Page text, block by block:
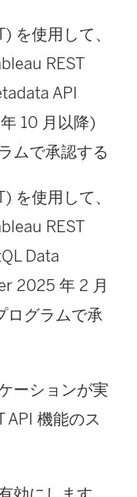
を使用して、
REST
API
10 月以降)
ムで承認する
を使用して、
REST
Data
2025 年 2 月
ログラムで承
ーションが実
API 機能のス